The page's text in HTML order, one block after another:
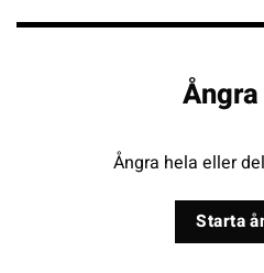
Ångra hela eller
Starta